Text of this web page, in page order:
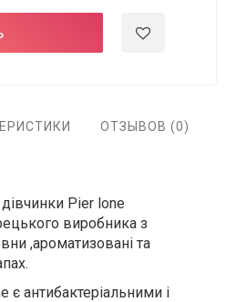
ОТЗЫВОВ (0)
Pier lone
виробника з
,ароматизовані та
антибактеріальними і